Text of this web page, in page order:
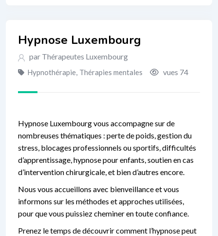
Hypnose Luxembourg
par Thérapeutes Luxembourg
Hypnothérapie, Thérapies mentales vues 74
Hypnose Luxembourgvous accompagne sur de
nombreuses thématiques : perte de poids, gestion du
stress, blocages professionnels ou sportifs, difficultés
d’apprentissage, hypnose pour enfants, soutien en cas
d’intervention chirurgicale, et bien d’autres encore.
Nous vous accueillons avec bienveillance et vous
informons sur les méthodes et approches utilisées,
pour que vous puissiez cheminer en toute confiance.
Prenez le temps de découvrir comment l’hypnose peut